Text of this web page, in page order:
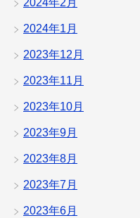
2024年2月
2024年1月
2023年12月
2023年11月
2023年10月
2023年9月
2023年8月
2023年7月
2023年6月